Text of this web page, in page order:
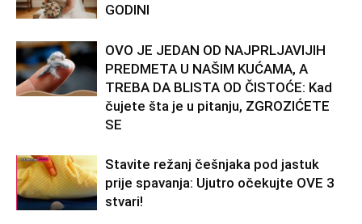
GODINI
OVO JE JEDAN OD NAJPRLJAVIJIH
PREDMETA U NAŠIM KUĆAMA, A
TREBA DA BLISTA OD ČISTOĆE: Kad
čujete šta je u pitanju, ZGROZIĆETE
SE
Stavite režanj češnjaka pod jastuk
prije spavanja: Ujutro očekujte OVE 3
stvari!